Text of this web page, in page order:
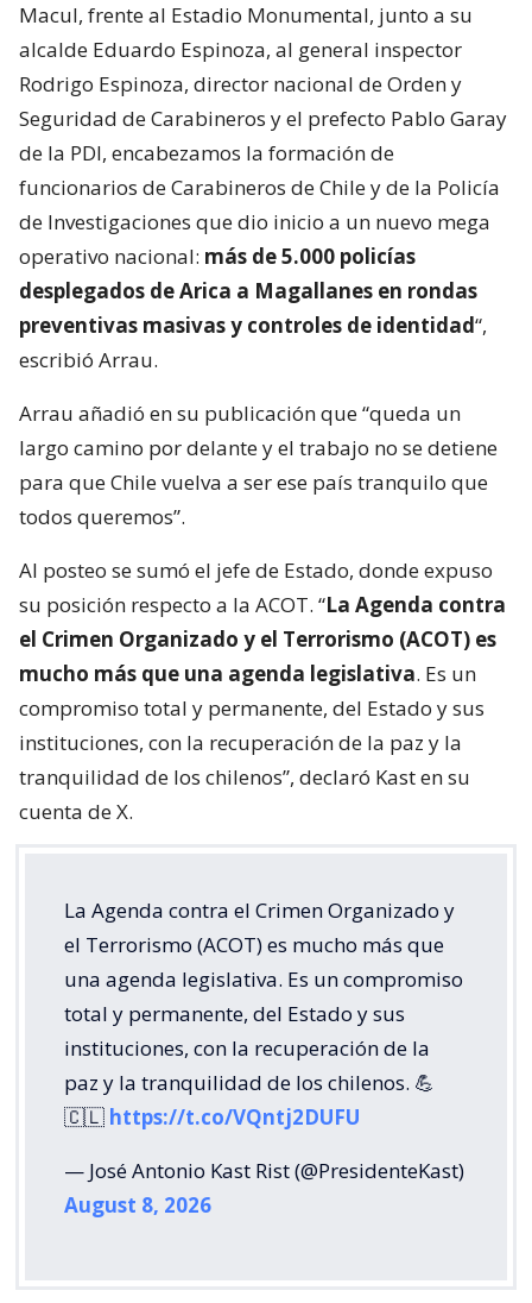
Macul, frente al Estadio Monumental, junto a su
alcalde Eduardo Espinoza, al general inspector
Rodrigo Espinoza, director nacional de Orden y
Seguridad de Carabineros y el prefecto Pablo Garay
de la PDI, encabezamos la formación de
funcionarios de Carabineros de Chile y de la Policía
de Investigaciones que dio inicio a un nuevo mega
operativo nacional: más de 5.000 policías
desplegados de Arica a Magallanes en rondas
preventivas masivas y controles de identidad“,
escribió Arrau.
Arrau añadió en su publicación que “queda un
largo camino por delante y el trabajo no se detiene
para que Chile vuelva a ser ese país tranquilo que
todos queremos”.
Al posteo se sumó el jefe de Estado, donde expuso
su posición respecto a la ACOT. “La Agenda contra
el Crimen Organizado y el Terrorismo (ACOT) es
mucho más que una agenda legislativa. Es un
compromiso total y permanente, del Estado y sus
instituciones, con la recuperación de la paz y la
tranquilidad de los chilenos”, declaró Kast en su
cuenta de X.
La Agenda contra el Crimen Organizado y
el Terrorismo (ACOT) es mucho más que
una agenda legislativa. Es un compromiso
total y permanente, del Estado y sus
instituciones, con la recuperación de la
paz y la tranquilidad de los chilenos. 💪
🇨🇱 https://t.co/VQntj2DUFU
— José Antonio Kast Rist (@PresidenteKast)
August 8, 2026